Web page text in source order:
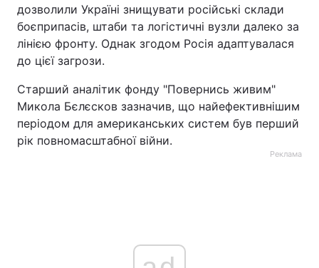
дозволили Україні знищувати російські склади
боєприпасів, штаби та логістичні вузли далеко за
лінією фронту. Однак згодом Росія адаптувалася
до цієї загрози.
Старший аналітик фонду "Повернись живим"
Микола Бєлєсков зазначив, що найефективнішим
періодом для американських систем був перший
рік повномасштабної війни.
Реклама